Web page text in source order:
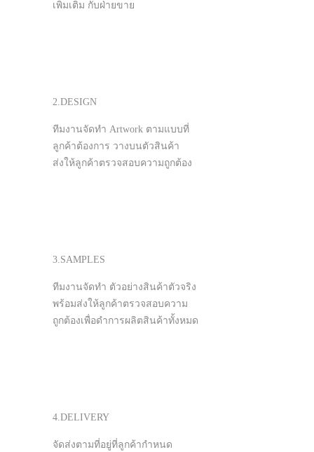
เพิ่มเติม กับฝ่ายขาย
2.DESIGN
ทีมงานจัดทำ Artwork ตามแบบที่
ลูกค้าต้องการ วางบนตัวสินค้า
ส่งให้ลูกค้าตรวจสอบความถูกต้อง
3.SAMPLES
ทีมงานจัดทำ ตัวอย่างสินค้าตัวจริง
พร้อมส่งให้ลูกค้าตรวจสอบความ
ถูกต้องเพื่อดำการผลิตสินค้าทั้งหมด
4.DELIVERY
จัดส่งตามที่อยู่ที่ลูกค้ากำหนด